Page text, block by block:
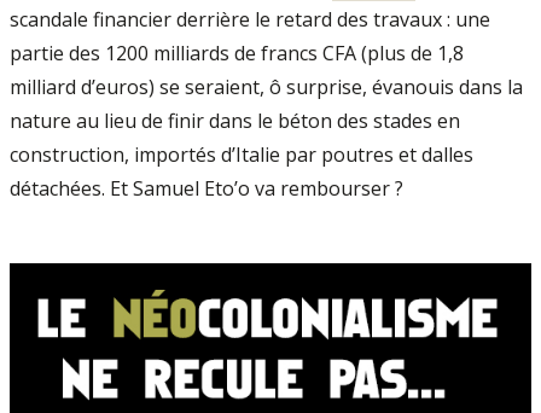
scandale financier derrière le retard des travaux : une
partie des 1200 milliards de francs CFA (plus de 1,8
milliard d’euros) se seraient, ô surprise, évanouis dans la
nature au lieu de finir dans le béton des stades en
construction, importés d’Italie par poutres et dalles
détachées. Et Samuel Eto’o va rembourser ?